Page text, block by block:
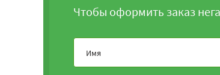
Чтобы оформить заказ